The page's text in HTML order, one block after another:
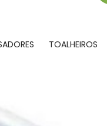
TOALHEIROS